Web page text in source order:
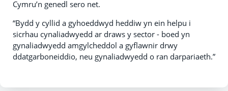
Cymru’n genedl sero net.
“Bydd y cyllid a gyhoeddwyd heddiw yn ein helpu i
sicrhau cynaliadwyedd ar draws y sector - boed yn
gynaliadwyedd amgylcheddol a gyflawnir drwy
ddatgarboneiddio, neu gynaliadwyedd o ran darpariaeth.”